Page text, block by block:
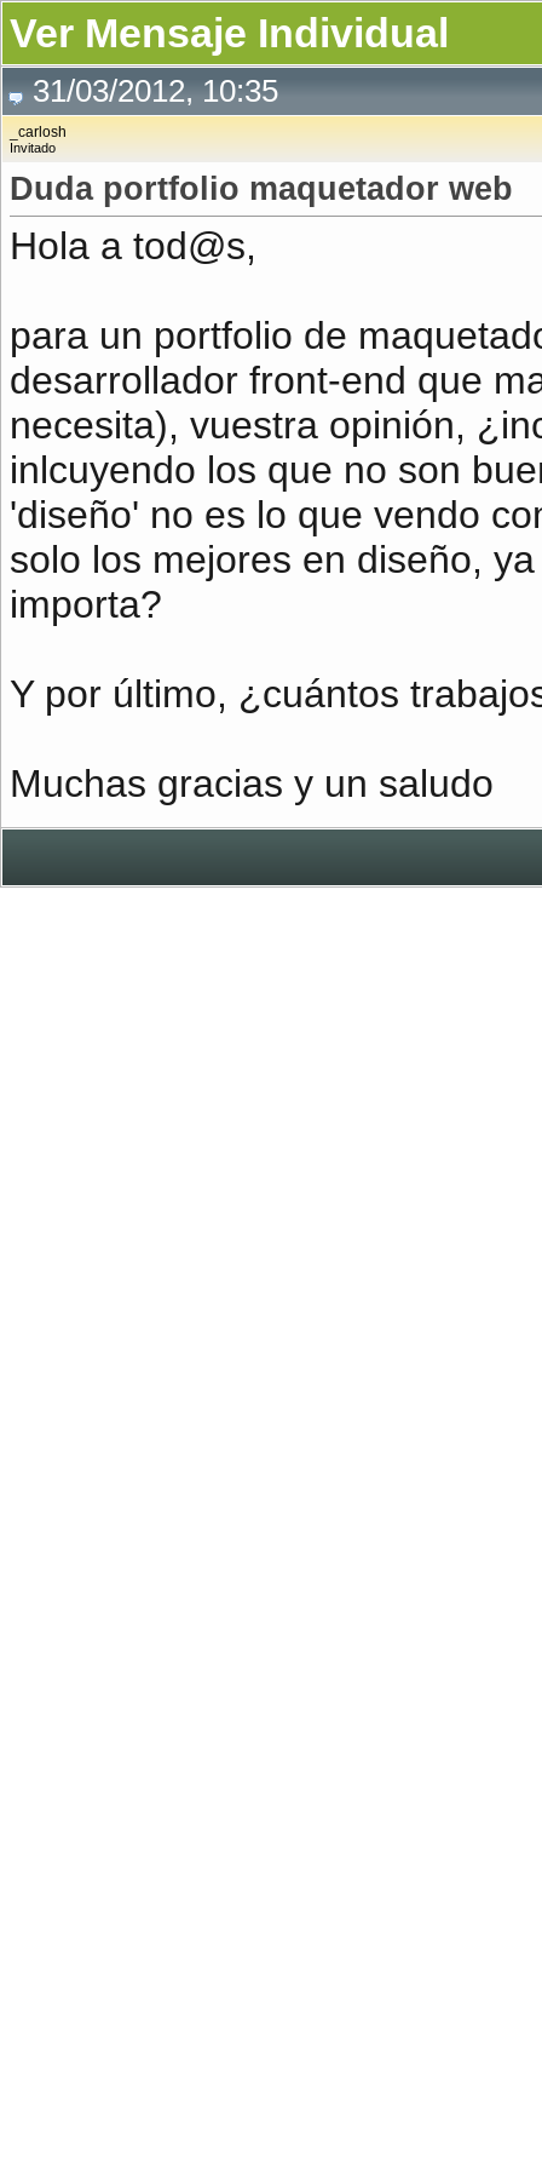
Ver Mensaje Individual
31/03/2012, 10:35
_carlosh
Invitado
Duda portfolio maquetador web
Hola a tod@s,
para un portfolio de
desarrollador front-end que
necesita), vuestra opinión,
inlcuyendo los que no son
'diseño' no es lo que vendo
solo los mejores en diseño,
importa?
Y por último, ¿cuántos
Muchas gracias y un saludo